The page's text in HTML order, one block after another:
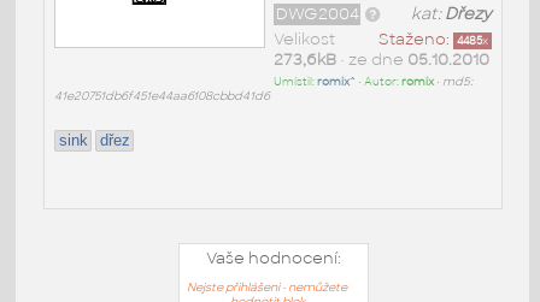
kat:Dřezy
DWG2004
Staženo: 4485x
Velikost
273,6kB• ze dne 05.10.2010
Umístil:romix^ • Autor:romix• md5:
41e20751db6f451e44aa6108cbbd41d6
sink dřez
Vaše hodnocení:
Nejste přihlášeni - nemůžete